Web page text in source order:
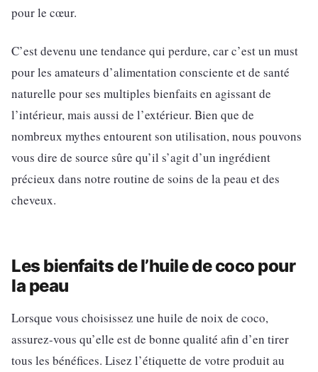
pour le cœur.
C’est devenu une tendance qui perdure, car c’est un must
pour les amateurs d’alimentation consciente et de santé
naturelle pour ses multiples bienfaits en agissant de
l’intérieur, mais aussi de l’extérieur. Bien que de
nombreux mythes entourent son utilisation, nous pouvons
vous dire de source sûre qu’il s’agit d’un ingrédient
précieux dans notre routine de soins de la peau et des
cheveux.
Les bienfaits de l’huile de coco pour
la peau
Lorsque vous choisissez une huile de noix de coco,
assurez-vous qu’elle est de bonne qualité afin d’en tirer
tous les bénéfices. Lisez l’étiquette de votre produit au